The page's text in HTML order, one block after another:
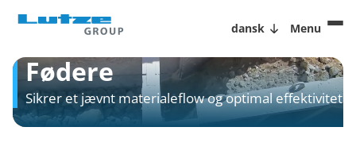
dansk Menu
Fødere
Sikrer et jævnt materialeflow og optimal effektivitet